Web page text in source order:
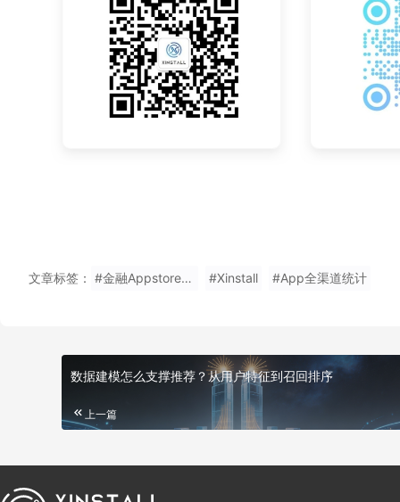
文章标签： #金融Appstore不需要写邀请码注册 #Xinstall #App全渠道统计
数据建模怎么支撑推荐？从用户特征到召回排序
上一篇